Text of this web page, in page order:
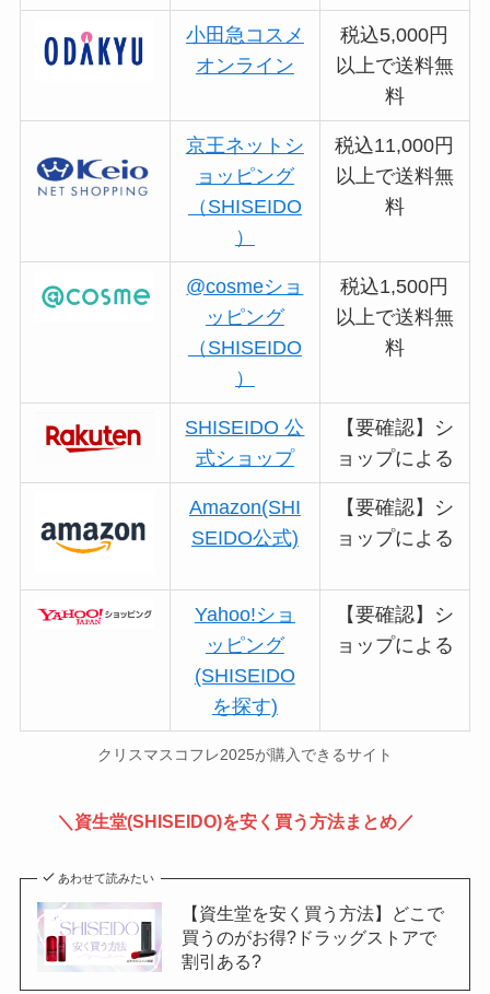
小田急コスメ
オンライン
税込5,000円
以上で送料無
料
京王ネットシ
ョッピング
（SHISEIDO
）
税込11,000円
以上で送料無
料
@cosmeショ
ッピング
（SHISEIDO
）
税込1,500円
以上で送料無
料
SHISEIDO 公
式ショップ
【要確認】シ
ョップによる
Amazon(SHI
SEIDO公式)
【要確認】シ
ョップによる
Yahoo!ショ
ッピング
(SHISEIDO
を探す)
【要確認】シ
ョップによる
クリスマスコフレ2025が購入できるサイト
＼資生堂(SHISEIDO)を安く買う方法まとめ／
あわせて読みたい
【資生堂を安く買う方法】どこで
買うのがお得?ドラッグストアで
割引ある?